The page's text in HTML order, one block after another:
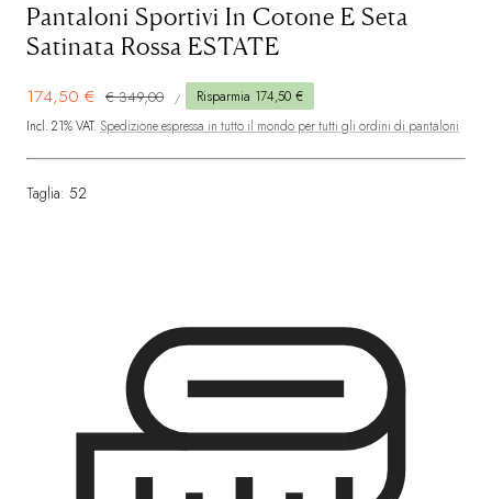
Pantaloni Sportivi In Cotone E Seta
Satinata Rossa ESTATE
Prezzo
in
174,50 € Prezzo
normale
€ 349,00
PREZZO
UNITARIO
/PERRisparmia 174,50 €
Incl. 21% VAT. Spedizione espressa in tutto il mondo per tutti gli ordini di pantaloni
Taglia: 52